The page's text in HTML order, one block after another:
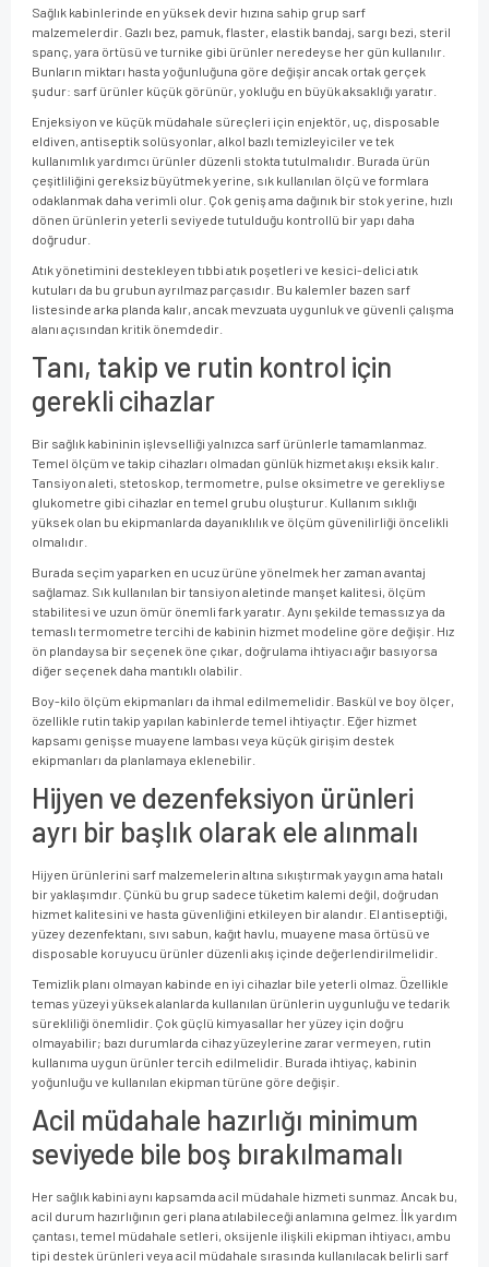
Sağlık kabinlerinde en yüksek devir hızına sahip grup sarf
malzemelerdir. Gazlı bez, pamuk, flaster, elastik bandaj, sargı bezi, steril
spanç, yara örtüsü ve turnike gibi ürünler neredeyse her gün kullanılır.
Bunların miktarı hasta yoğunluğuna göre değişir ancak ortak gerçek
şudur: sarf ürünler küçük görünür, yokluğu en büyük aksaklığı yaratır.
Enjeksiyon ve küçük müdahale süreçleri için enjektör, uç, disposable
eldiven, antiseptik solüsyonlar, alkol bazlı temizleyiciler ve tek
kullanımlık yardımcı ürünler düzenli stokta tutulmalıdır. Burada ürün
çeşitliliğini gereksiz büyütmek yerine, sık kullanılan ölçü ve formlara
odaklanmak daha verimli olur. Çok geniş ama dağınık bir stok yerine, hızlı
dönen ürünlerin yeterli seviyede tutulduğu kontrollü bir yapı daha
doğrudur.
Atık yönetimini destekleyen tıbbi atık poşetleri ve kesici-delici atık
kutuları da bu grubun ayrılmaz parçasıdır. Bu kalemler bazen sarf
listesinde arka planda kalır, ancak mevzuata uygunluk ve güvenli çalışma
alanı açısından kritik önemdedir.
Tanı, takip ve rutin kontrol için
gerekli cihazlar
Bir sağlık kabininin işlevselliği yalnızca sarf ürünlerle tamamlanmaz.
Temel ölçüm ve takip cihazları olmadan günlük hizmet akışı eksik kalır.
Tansiyon aleti, stetoskop, termometre, pulse oksimetre ve gerekliyse
glukometre gibi cihazlar en temel grubu oluşturur. Kullanım sıklığı
yüksek olan bu ekipmanlarda dayanıklılık ve ölçüm güvenilirliği öncelikli
olmalıdır.
Burada seçim yaparken en ucuz ürüne yönelmek her zaman avantaj
sağlamaz. Sık kullanılan bir tansiyon aletinde manşet kalitesi, ölçüm
stabilitesi ve uzun ömür önemli fark yaratır. Aynı şekilde temassız ya da
temaslı termometre tercihi de kabinin hizmet modeline göre değişir. Hız
ön plandaysa bir seçenek öne çıkar, doğrulama ihtiyacı ağır basıyorsa
diğer seçenek daha mantıklı olabilir.
Boy-kilo ölçüm ekipmanları da ihmal edilmemelidir. Baskül ve boy ölçer,
özellikle rutin takip yapılan kabinlerde temel ihtiyaçtır. Eğer hizmet
kapsamı genişse muayene lambası veya küçük girişim destek
ekipmanları da planlamaya eklenebilir.
Hijyen ve dezenfeksiyon ürünleri
ayrı bir başlık olarak ele alınmalı
Hijyen ürünlerini sarf malzemelerin altına sıkıştırmak yaygın ama hatalı
bir yaklaşımdır. Çünkü bu grup sadece tüketim kalemi değil, doğrudan
hizmet kalitesini ve hasta güvenliğini etkileyen bir alandır. El antiseptiği,
yüzey dezenfektanı, sıvı sabun, kağıt havlu, muayene masa örtüsü ve
disposable koruyucu ürünler düzenli akış içinde değerlendirilmelidir.
Temizlik planı olmayan kabinde en iyi cihazlar bile yeterli olmaz. Özellikle
temas yüzeyi yüksek alanlarda kullanılan ürünlerin uygunluğu ve tedarik
sürekliliği önemlidir. Çok güçlü kimyasallar her yüzey için doğru
olmayabilir; bazı durumlarda cihaz yüzeylerine zarar vermeyen, rutin
kullanıma uygun ürünler tercih edilmelidir. Burada ihtiyaç, kabinin
yoğunluğu ve kullanılan ekipman türüne göre değişir.
Acil müdahale hazırlığı minimum
seviyede bile boş bırakılmamalı
Her sağlık kabini aynı kapsamda acil müdahale hizmeti sunmaz. Ancak bu,
acil durum hazırlığının geri plana atılabileceği anlamına gelmez. İlk yardım
çantası, temel müdahale setleri, oksijenle ilişkili ekipman ihtiyacı, ambu
tipi destek ürünleri veya acil müdahale sırasında kullanılacak belirli sarf